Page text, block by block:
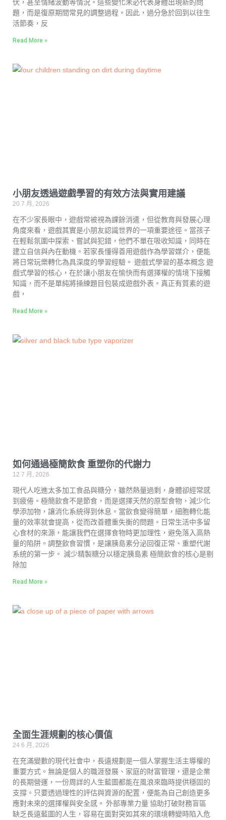
伏，甚至情緒波動等情況。這些變化未必代表身體出現新的問
題，而是復原期間常見的調整過程。因此，過分急於回到以往生
活節奏，反
Read More »
小朋友透過遊戲學習的有效方法與實用建議
20 7 月, 2026
在不少家長眼中，遊戲常被視為課餘消遣，但從教育與發展心理
角度來看，遊戲其實是小朋友認識世界的一項重要途徑。當孩子
在輕鬆氛圍中探索、嘗試與犯錯，他們不單在吸收知識，同時在
建立自信與內在動機。若家長懂得善用遊戲作為學習媒介，便能
將日常玩樂轉化為具深度的學習經驗。 遊戲式學習的基本概念 遊
戲式學習的核心，在於讓小朋友在愉快而有選擇權的情境下接觸
知識，而不是單純將操練題目包裝成遊戲外表。真正有質素的遊
戲，
Read More »
如何通過極簡飲食 重塑你的代謝力
12 7 月, 2026
現代人吃進太多加工食品與糖分，雖然熱量過剩，身體卻經常感
到疲倦。極簡飲食不是節食，而是選擇天然的原型食物，減少化
學添加物，讓消化系統得到休息。當飲食變得簡單，細胞轉化能
量的效率就會提高，從而改善體重失衡的問題。日常生活中多留
心食材的來源，能讓我們在選擇食物時更加理性，避免落入高熱
量的陷阱。調整飲食習慣，是讓胰島素分泌回復正常、重塑代謝
系統的第一步。 減少精製糖分以穩定胰島素 極簡飲食的核心是剔
除加
Read More »
全面生涯規劃的核心價值
24 6 月, 2026
在充滿變數的現代社會中，長遠規劃是一個人掌握生活主導權的
重要方式。無論是個人的職涯發展、家庭的財富管理，還是企業
的長期營運，一份周詳的人生藍圖都能在風浪來臨時提供穩固的
支撐。只要透過理性的評估與資源的配置，便能為自己創造更多
應對未來的選擇權與安全感。 外部專業力量 協助打破財務盲區
缺乏長遠藍圖的人生，容易在面對突如其來的環境轉變時陷入危